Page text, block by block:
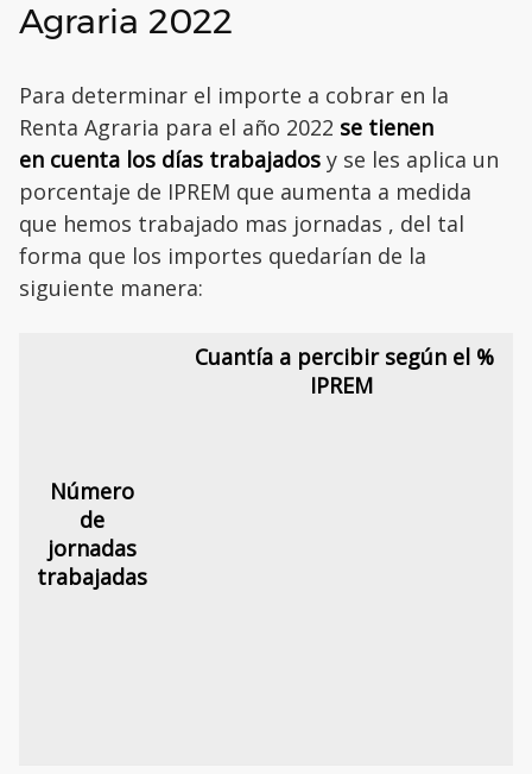
Agraria 2022
Para determinar el importe a cobrar en la
Renta Agraria para el año 2022 se tienen
en cuenta los días trabajados y se les aplica un
porcentaje de IPREM que aumenta a medida
que hemos trabajado mas jornadas , del tal
forma que los importes quedarían de la
siguiente manera:
Número
de
jornadas
trabajadas
Cuantía a percibir según el %
IPREM